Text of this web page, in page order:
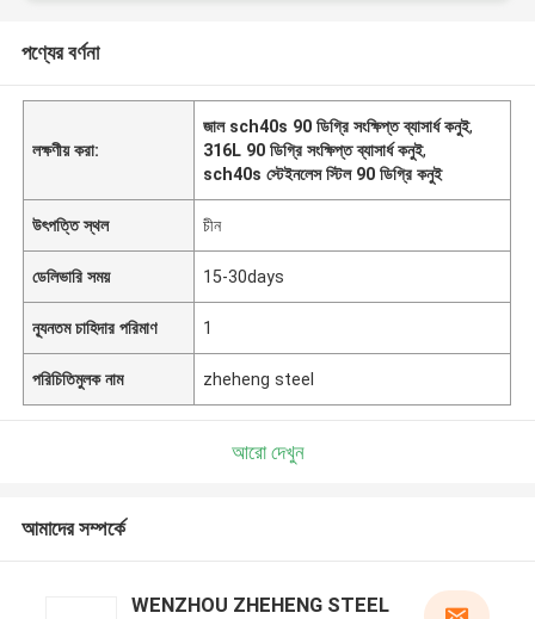
পণ্যের বর্ণনা
লক্ষণীয় করা:
জাল sch40s 90 ডিগ্রি সংক্ষিপ্ত ব্যাসার্ধ কনুই,
316L 90 ডিগ্রি সংক্ষিপ্ত ব্যাসার্ধ কনুই,
sch40s স্টেইনলেস স্টিল 90 ডিগ্রি কনুই
উৎপত্তি স্থল চীন
ডেলিভারি সময় 15-30days
ন্যূনতম চাহিদার পরিমাণ 1
পরিচিতিমুলক নাম zheheng steel
আরো দেখুন
আমাদের সম্পর্কে
WENZHOU ZHEHENG STEEL